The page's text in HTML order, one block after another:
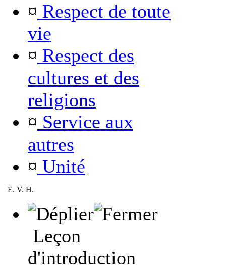
¤ Respect de toute
vie
¤ Respect des
cultures et des
religions
¤ Service aux
autres
¤ Unité
E. V. H.
Leçon
d'introduction